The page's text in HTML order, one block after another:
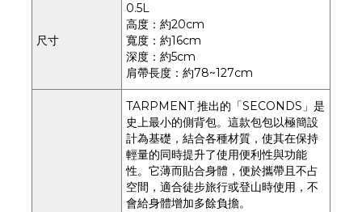
尺寸
0.5L
高度：約20cm
寬度：約16cm
深度：約5cm
肩帶長度：約78~127cm
TARPMENT 推出的「SECONDS」是
史上最小的側背包。這款包包以極簡設
計為基礎，結合各種材質，使其在保持
輕量的同時提升了使用便利性與功能
性。它薄而貼合身體，便於攜帶且不占
空間，適合徒步旅行或登山時使用，不
會給身體增加多餘負擔。